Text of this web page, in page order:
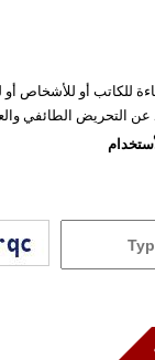
للكاتب أو للأشخاص أو
عن التحريض الطائفي